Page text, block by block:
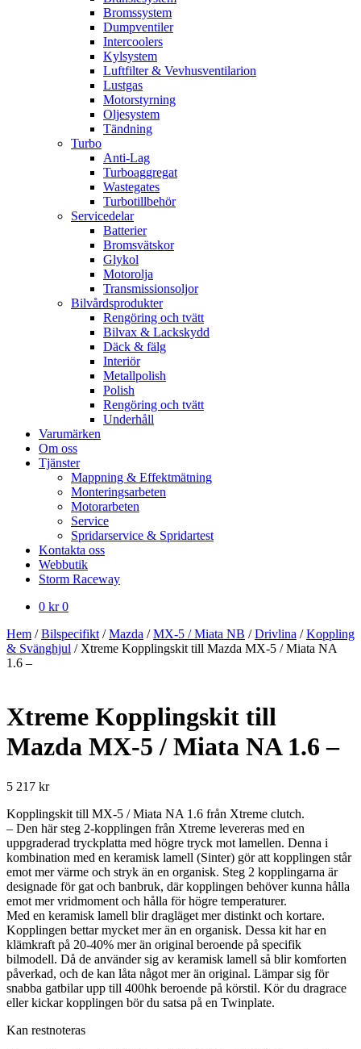
Bromssystem
Dumpventiler
Intercoolers
Kylsystem
Luftfilter & Vevhusventilarion
Lustgas
Motorstyrning
Oljesystem
Tändning
Turbo
Anti-Lag
Turboaggregat
Wastegates
Turbotillbehör
Servicedelar
Batterier
Bromsvätskor
Glykol
Motorolja
Transmissionsoljor
Bilvårdsprodukter
Rengöring och tvätt
Bilvax & Lackskydd
Däck & fälg
Interiör
Metallpolish
Polish
Rengöring och tvätt
Underhåll
Varumärken
Om oss
Tjänster
Mappning & Effektmätning
Monteringsarbeten
Motorarbeten
Service
Spridarservice & Spridartest
Kontakta oss
Webbutik
Storm Raceway
0 kr 0
Hem /Bilspecifikt /Mazda /MX-5 / Miata NB /Drivlina /Koppling
& Svänghjul / Xtreme Kopplingskit till Mazda MX-5 / Miata NA
1.6 –
Xtreme Kopplingskit till
Mazda MX-5 / Miata NA 1.6 –
5 217 kr
Kopplingskit till MX-5 / Miata NA 1.6 från Xtreme clutch.
– Den här steg 2-kopplingen från Xtreme levereras med en
uppgraderad tryckplatta med högre tryck mot lamellen. Denna i
kombination med en keramisk lamell (Sinter) gör att kopplingen står
emot mer värme och stryk än en organisk. Steg 2 kopplingarna är
designade för gat och banbruk, där kopplingen behöver kunna hålla
emot mer vridmoment och hålla för högre temperaturer.
Med en keramisk lamell blir dragläget mer distinkt och kortare.
Kopplingen bettar mycket mer än en organisk. Dessa kit har en
klämkraft på 20-40% mer än original beroende på specifik
bilmodell. Då de använder sig av keramisk lamell så blir komforten
påverkad, och de kan låta något mer än original. Lämpar sig för
snabba gatbilar upp till 400hk beroende på körstil. Kör du dragrace
eller kickar kopplingen bör du satsa på en Twinplate.
Kan restnoteras